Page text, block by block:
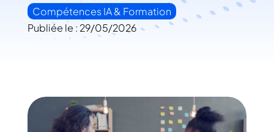
Compétences IA & Formation
Publiée le : 29/05/2026